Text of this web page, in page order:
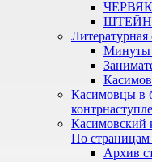
Литературная
Минуты
Касимовцы в
Касимовский
По
Архив